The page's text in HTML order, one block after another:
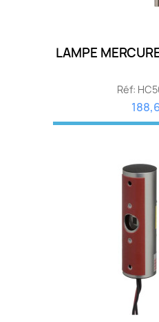
LAMPE
Réf: